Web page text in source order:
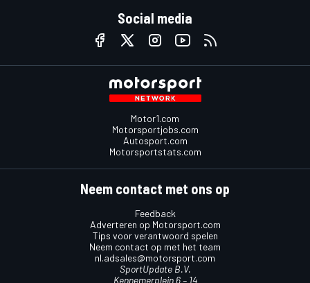
Social media
Motor1.com
Motorsportjobs.com
Autosport.com
Motorsportstats.com
Neem contact met ons op
Feedback
Adverteren op Motorsport.com
Tips voor verantwoord spelen
Neem contact op met het team
nl.adsales@motorsport.com
SportUpdate B.V.
Kennemerplein 6 – 14